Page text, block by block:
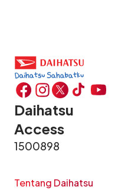
Daihatsu
Access
1500898
Tentang Daihatsu